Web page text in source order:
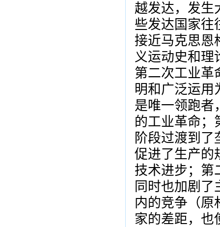
越发达，发生
些发达国家往
接近马克思恩
义运动史和理
第二次工业革
明和广泛运用
是唯一领跑者
的工业革命；
阶段过渡到
促进了生产的
技术进步；第
同时也加剧
内的竞争（原
家的差距，也